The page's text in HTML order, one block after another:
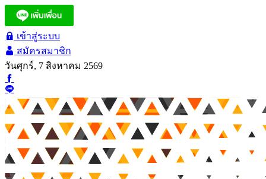
เข้าสู่ระบบ
สมัครสมาชิก
วันศุกร์, 7 สิงหาคม 2569